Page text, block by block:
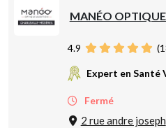
MANÉO
4.9 (
Expert en Santé
Fermé
2 rue andre joseph